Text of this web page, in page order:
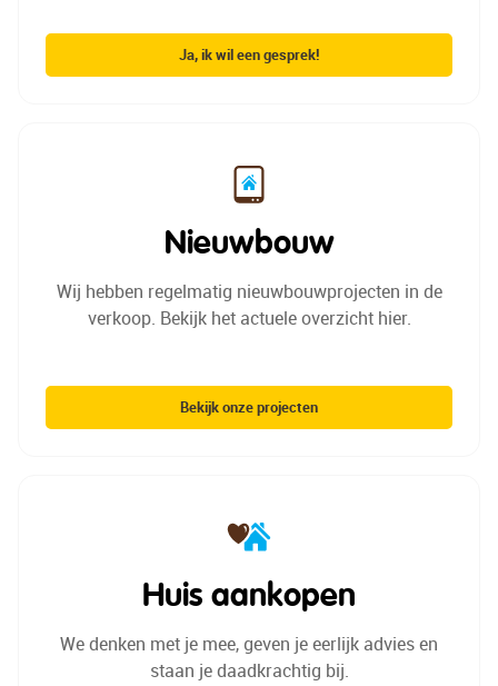
Ja, ik wil een gesprek!
Nieuwbouw
Wij hebben regelmatig nieuwbouwprojecten in de
verkoop. Bekijk het actuele overzicht hier.
Bekijk onze projecten
Huis aankopen
We denken met je mee, geven jeeerlijk advies en
staan jedaadkrachtig bij.